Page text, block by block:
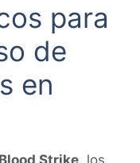
para
de
en